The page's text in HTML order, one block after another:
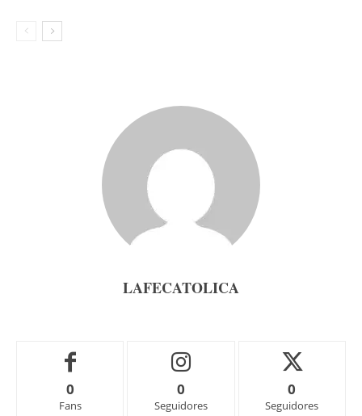
LAFECATOLICA
0
Fans
0
Seguidores
0
Seguidores